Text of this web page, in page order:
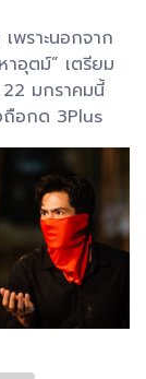
พราะนอกจาก
อุตม์” เตรียม
มกราคมนี้
อกด 3Plus